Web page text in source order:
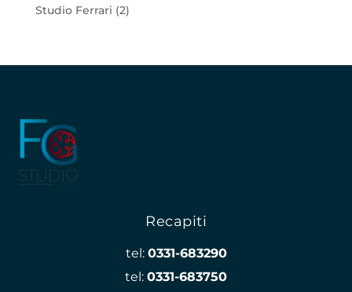
Studio Ferrari (2)
Recapiti
tel: 0331-683290
tel: 0331-683750